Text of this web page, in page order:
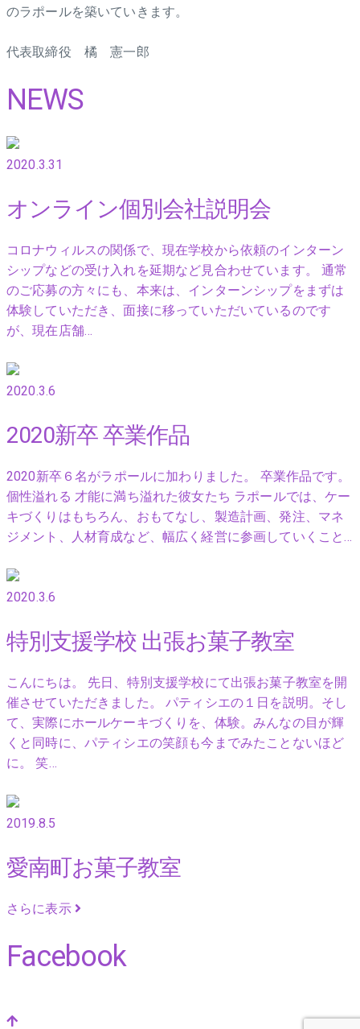
のラポールを築いていきます。
代表取締役 橘 憲一郎
NEWS
2020.3.31
オンライン個別会社説明会
コロナウィルスの関係で、現在学校から依頼のインターン
シップなどの受け入れを延期など見合わせています。 通常
のご応募の方々にも、本来は、インターンシップをまずは
体験していただき、面接に移っていただいているのです
が、現在店舗…
2020.3.6
2020新卒 卒業作品
2020新卒６名がラポールに加わりました。 卒業作品です。
個性溢れる 才能に満ち溢れた彼女たち ラポールでは、ケー
キづくりはもちろん、おもてなし、製造計画、発注、マネ
ジメント、人材育成など、幅広く経営に参画していくこと…
2020.3.6
特別支援学校 出張お菓子教室
こんにちは。 先日、特別支援学校にて出張お菓子教室を開
催させていただきました。 パティシエの１日を説明。そし
て、実際にホールケーキづくりを、体験。みんなの目が輝
くと同時に、パティシエの笑顔も今までみたことないほど
に。 笑…
2019.8.5
愛南町お菓子教室
さらに表示
Facebook